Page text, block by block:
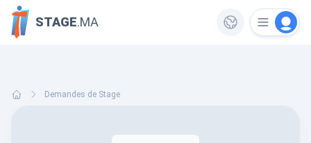
STAGE.MA
Demandes de Stage